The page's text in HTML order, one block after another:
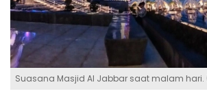
Suasana Masjid Al Jabbar saat malam